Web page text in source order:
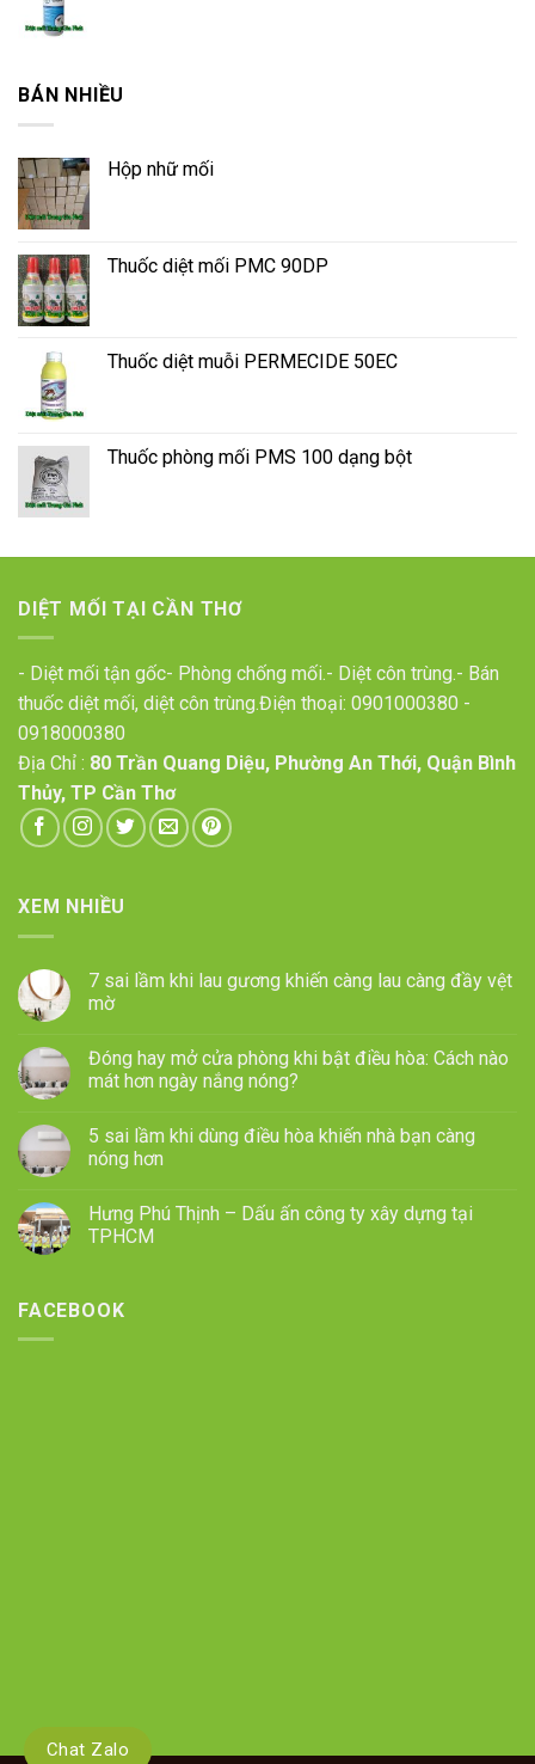
BÁN NHIỀU
Hộp nhữ mối
Thuốc diệt mối PMC 90DP
Thuốc diệt muỗi PERMECIDE 50EC
Thuốc phòng mối PMS 100 dạng bột
DIỆT MỐI TẠI CẦN THƠ
- Diệt mối tận gốc- Phòng chống mối.- Diệt côn trùng.- Bán
thuốc diệt mối, diệt côn trùng.Điện thoại: 0901000380 -
0918000380
Địa Chỉ : 80 Trần Quang Diệu, Phường An Thới, Quận Bình
Thủy, TP Cần Thơ
XEM NHIỀU
7 sai lầm khi lau gương khiến càng lau càng đầy vệt
mờ
Đóng hay mở cửa phòng khi bật điều hòa: Cách nào
mát hơn ngày nắng nóng?
5 sai lầm khi dùng điều hòa khiến nhà bạn càng
nóng hơn
Hưng Phú Thịnh – Dấu ấn công ty xây dựng tại
TPHCM
FACEBOOK
Chat Zalo